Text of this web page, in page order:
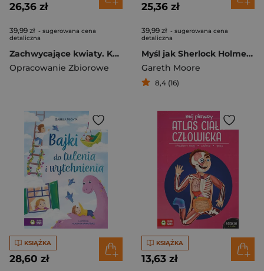
26,36 zł
39,99 zł - sugerowana cena
detaliczna
Zachwycające kwiaty. Kolorowanka relaksacyjna
Opracowanie Zbiorowe
25,36 zł
39,99 zł - sugerowana cena
detaliczna
Myśl jak Sherlock Holmes. Księga zagadek, które zaskoczą nawet największego detektywa
Gareth Moore
8,4 (16)
KSIĄŻKA
28,60 zł
KSIĄŻKA
13,63 zł